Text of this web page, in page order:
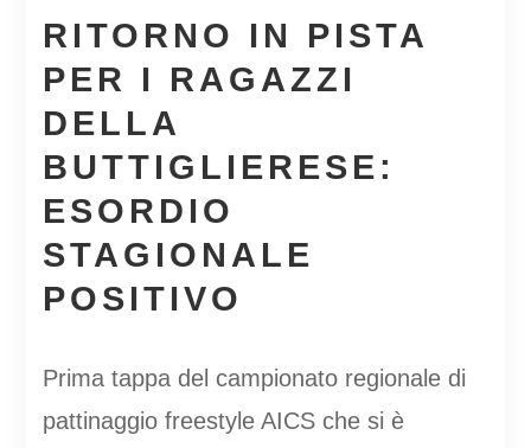
RITORNO IN PISTA
PER I RAGAZZI
DELLA
BUTTIGLIERESE:
ESORDIO
STAGIONALE
POSITIVO
Prima tappa del campionato regionale di
pattinaggio freestyle AICS che si è